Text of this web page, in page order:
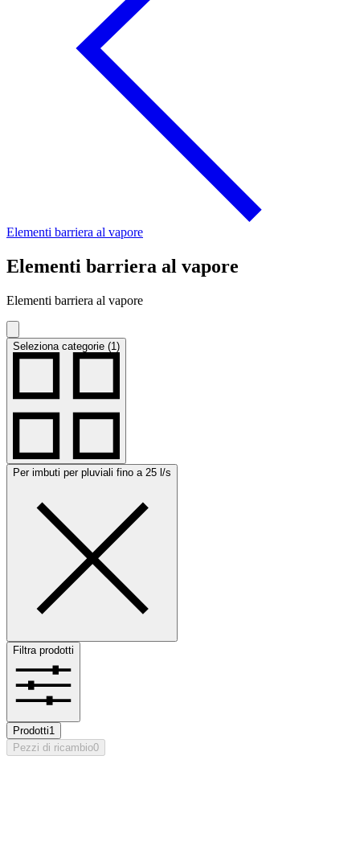
Elementi barriera al vapore
Elementi barriera al vapore
Elementi barriera al vapore
Seleziona categorie (1)
Per imbuti per pluviali fino a 25 l/s
Filtra prodotti
Prodotti1
Pezzi di ricambio0